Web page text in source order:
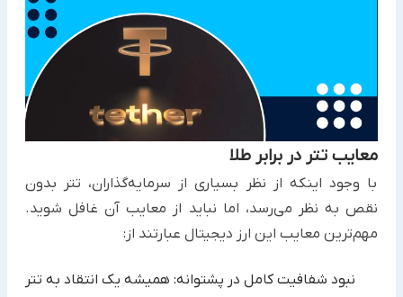
معایب تتر در برابر طلا
با وجود اینکه از نظر بسیاری از سرمایه‌گذاران، تتر بدون
نقص به نظر می‌رسد، اما نباید از معایب آن غافل شوید.
مهم‌ترین ‏معایب این ارز دیجیتال عبارتند از:
نبود شفافیت کامل در پشتوانه: همیشه یک انتقاد به تتر